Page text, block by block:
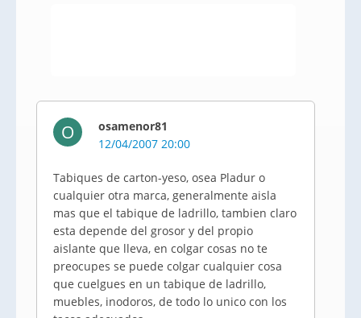
O
osamenor81
12/04/2007 20:00
Tabiques de carton-yeso, osea Pladur o
cualquier otra marca, generalmente aisla
mas que el tabique de ladrillo, tambien claro
esta depende del grosor y del propio
aislante que lleva, en colgar cosas no te
preocupes se puede colgar cualquier cosa
que cuelgues en un tabique de ladrillo,
muebles, inodoros, de todo lo unico con los